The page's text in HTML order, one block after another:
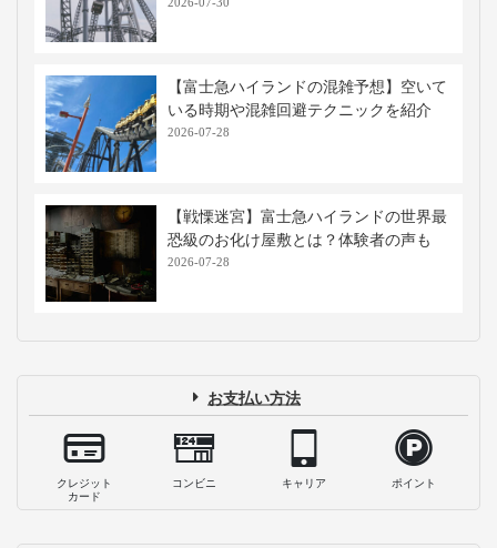
【富士急ハイランドの混雑予想】空いて
いる時期や混雑回避テクニックを紹介
2026-07-28
【戦慄迷宮】富士急ハイランドの世界最
恐級のお化け屋敷とは？体験者の声も
2026-07-28
お支払い方法
クレジット
カード
コンビニ キャリア ポイント